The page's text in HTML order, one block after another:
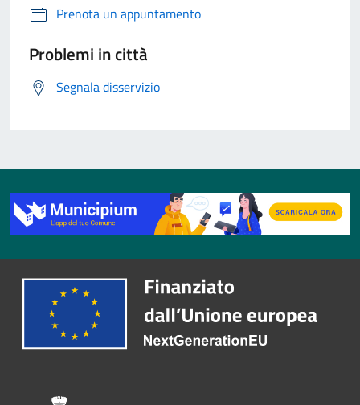
Prenota un appuntamento
Problemi in città
Segnala disservizio